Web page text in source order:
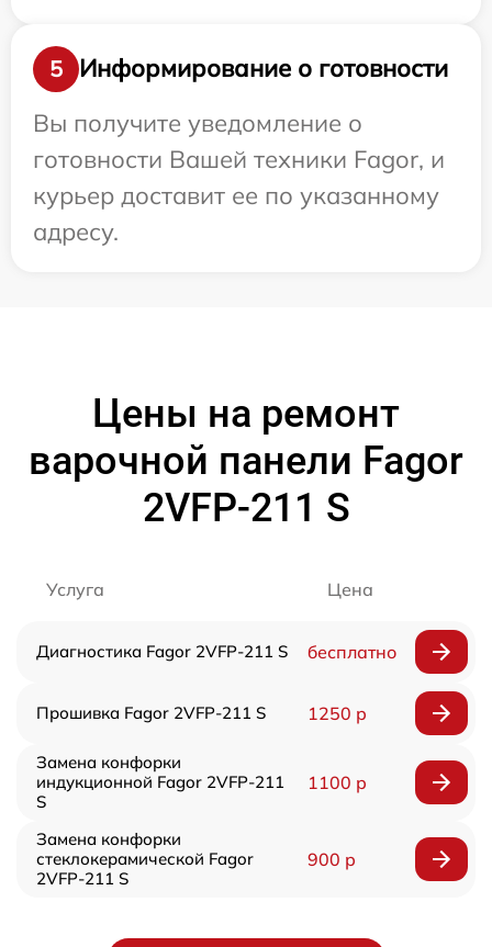
5
Информирование о готовности
Вы получите уведомление о
готовности Вашей техники Fagor, и
курьер доставит ее по указанному
адресу.
Цены на ремонт
варочной панели Fagor
2VFP-211 S
Услуга Цена
Диагностика Fagor 2VFP-211 S бесплатно
Прошивка Fagor 2VFP-211 S 1250 р
Замена конфорки
индукционной Fagor 2VFP-211
S
1100 р
Замена конфорки
стеклокерамической Fagor
2VFP-211 S
900 р